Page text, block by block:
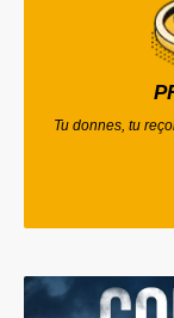
Tu donnes, tu